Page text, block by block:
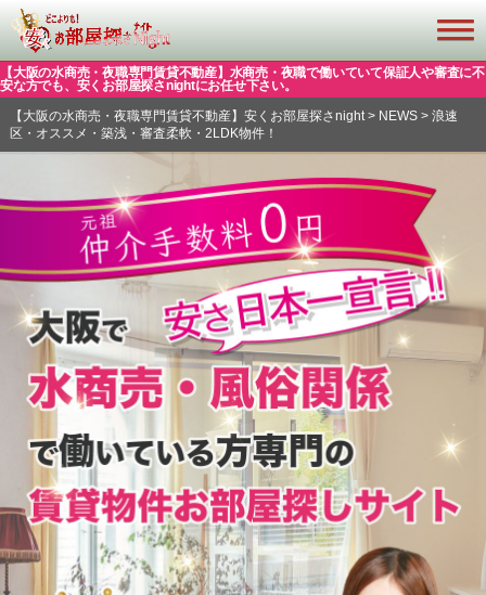
【大阪の水商売・夜職専門賃貸不動産】水商売・夜職で働いていて保証人や審査に不
安な方でも、安くお部屋探さnightにお任せ下さい。
【大阪の水商売・夜職専門賃貸不動産】安くお部屋探さnight> NEWS> 浪速
区・オススメ・築浅・審査柔軟・2LDK物件！